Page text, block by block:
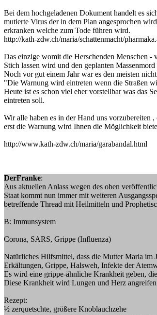
Bei dem hochgeladenen Dokument handelt es
mutierte Virus der in dem Plan angesprochen
erkranken welche zum Tode führen wird.
http://kath-zdw.ch/maria/schattenmacht/
Das einzige womit die Herschenden Menschen
Stich lassen wird und den geplanten
Noch vor gut einem Jahr war es den meisten
"Die Warnung wird eintreten wenn die Straßen
Heute ist es schon viel eher vorstellbar was das
eintreten soll.
Wir alle haben es in der Hand uns vorzubereiten
erst die Warnung wird Ihnen die Möglichkeit
http://www.kath-zdw.ch/maria/garabandal.html
DerFranke:
Aus aktuellen Anlass wegen des oben
Staat kommt nun immer mit weiteren
betreffende Thread mit Heilmitteln und
B: Immunsystem
Corona, SARS, Grippe (Influenza)
Natürliches Hilfsmittel, dass die Mutter Maria im
Erkältungen, Grippe, Halsweh, Infekte der
Es wird eine grippe-ähnliche Krankheit geben,
Diese Krankheit wird Lungen und Herz
Rezept:
½ zerquetschte, größere Knoblauchzehe